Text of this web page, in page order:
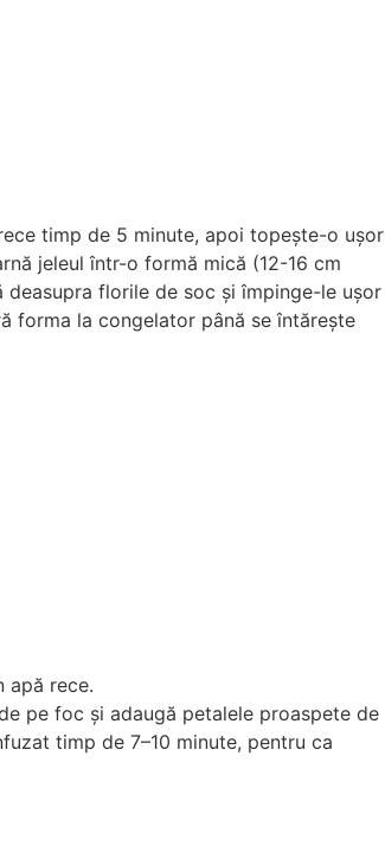
timp de 5 minute, apoi topește-o ușor
jeleul într-o formă mică (12-16 cm
florile de soc și împinge-le ușor
forma la congelator până se întărește
apă rece.
pe foc și adaugă petalele proaspete de
timp de 7–10 minute, pentru ca